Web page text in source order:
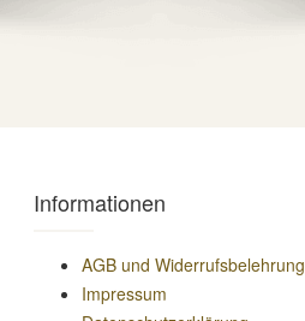
Informationen
AGB und Widerrufsbelehrung
Impressum